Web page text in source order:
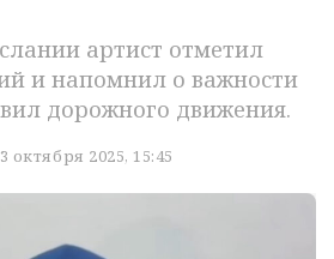
артист отметил
и напомнил о важности
дорожного движения.
3 октября 2025, 15:45